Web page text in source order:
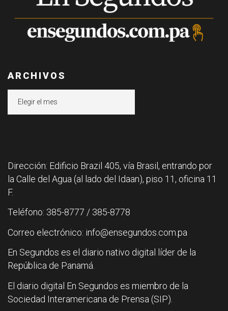
ARCHIVOS
Dirección: Edificio Brazil 405, vía Brasil, entrando por
la Calle del Agua (al lado del Idaan), piso 11, oficina 11
F.
Teléfono: 385-8777 / 385-8778
Correo electrónico: info@ensegundos.com.pa
En Segundos es el diario nativo digital líder de la
República de Panamá.
El diario digital En Segundos es miembro de la
Sociedad Interamericana de Prensa (SIP).